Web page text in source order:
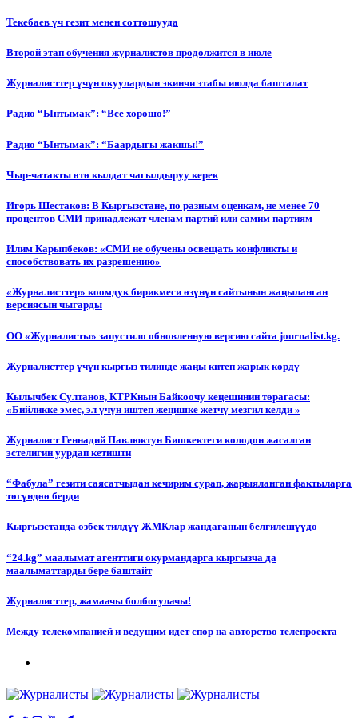
Текебаев үч гезит менен соттошууда
Второй этап обучения журналистов продолжится в июле
Журналисттер үчүн окуулардын экинчи этабы июлда башталат
Радио “Ынтымак”: “Все хорошо!”
Радио “Ынтымак”: “Баардыгы жакшы!”
Чыр-чатакты өтө кылдат чагылдыруу керек
Игорь Шестаков: В Кыргызстане, по разным оценкам, не менее 70
процентов СМИ принадлежат членам партий или самим партиям
Илим Карыпбеков: «СМИ не обучены освещать конфликты и
способствовать их разрешению»
«Журналисттер» коомдук бирикмеси өзүнүн сайтынын жаңыланган
версиясын чыгарды
ОО «Журналисты» запустило обновленную версию сайта journalist.kg.
Журналисттер үчүн кыргыз тилинде жаңы китеп жарык көрдү
Кылычбек Султанов, КТРКнын Байкоочу кеңешинин төрагасы:
«Бийликке эмес, эл үчүн иштеп жеңишке жетчү мезгил келди »
Журналист Геннадий Павлюктун Бишкектеги колодон жасалган
эстелигин уурдап кетишти
“Фабула” гезити саясатчыдан кечирим сурап, жарыяланган фактыларга
төгүндөө берди
Кыргызстанда өзбек тилдүү ЖМКлар жандаганын белгилешүүдө
“24.kg” маалымат агенттиги окурмандарга кыргызча да
маалыматтарды бере баштайт
Журналисттер, жамаачы болбогулачы!
Между телекомпанией и ведущим идет спор на авторство телепроекта